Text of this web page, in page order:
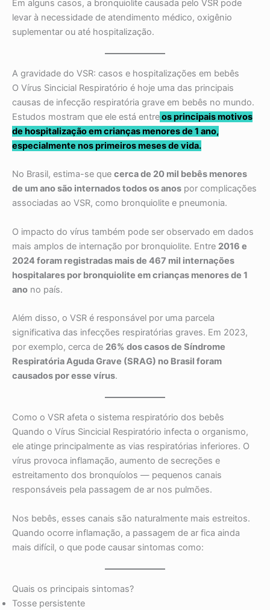
Em alguns casos, a bronquiolite causada pelo VSR pode
levar à necessidade de atendimento médico, oxigênio
suplementar ou até hospitalização.
A gravidade do VSR: casos e hospitalizações em bebês
O Vírus Sincicial Respiratório é hoje uma das principais
causas de infecção respiratória grave em bebês no mundo.
Estudos mostram que ele está entreos principais motivos
de hospitalização em crianças menores de 1 ano,
especialmente nos primeiros meses de vida.
No Brasil, estima-se que cerca de 20 mil bebês menores
de um ano são internados todos os anos por complicações
associadas ao VSR, como bronquiolite e pneumonia.
O impacto do vírus também pode ser observado em dados
mais amplos de internação por bronquiolite. Entre 2016 e
2024 foram registradas mais de 467 mil internações
hospitalares por bronquiolite em crianças menores de 1
ano no país.
Além disso, o VSR é responsável por uma parcela
significativa das infecções respiratórias graves. Em 2023,
por exemplo, cerca de 26% dos casos de Síndrome
Respiratória Aguda Grave (SRAG) no Brasil foram
causados por esse vírus.
Como o VSR afeta o sistema respiratório dos bebês
Quando o Vírus Sincicial Respiratório infecta o organismo,
ele atinge principalmente as vias respiratórias inferiores. O
vírus provoca inflamação, aumento de secreções e
estreitamento dos bronquíolos — pequenos canais
responsáveis pela passagem de ar nos pulmões.
Nos bebês, esses canais são naturalmente mais estreitos.
Quando ocorre inflamação, a passagem de ar fica ainda
mais difícil, o que pode causar sintomas como:
Quais os principais sintomas?
Tosse persistente